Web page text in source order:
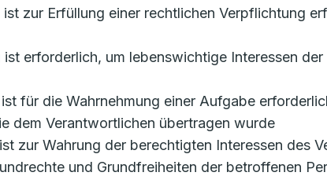
ist zur Erfüllung einer rechtlichen Verpflichtung
ist erforderlich, um lebenswichtige Interessen
für die Wahrnehmung einer Aufgabe
dem Verantwortlichen übertragen wurde
zur Wahrung der berechtigten Interessen des
und Grundfreiheiten der betroffenen